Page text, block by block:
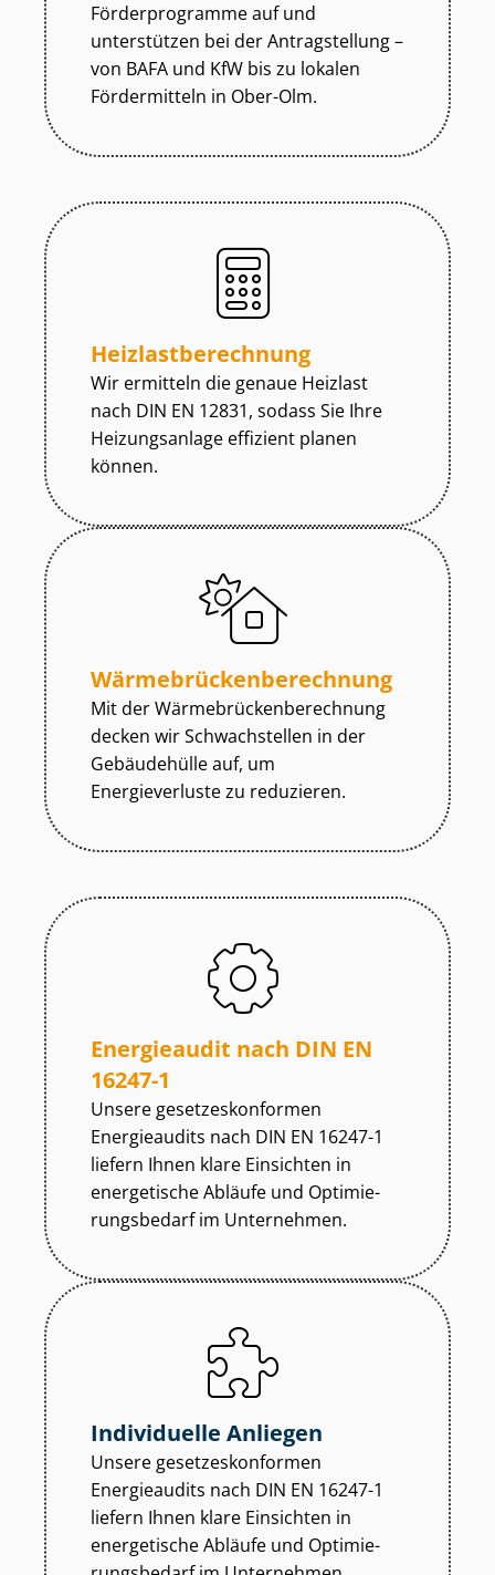
Förderprogramme auf und
unterstützen bei der Antragstellung –
von BAFA und KfW bis zu lokalen
Fördermitteln in Ober-Olm.
Heiz­last­be­rech­nung
Wir ermitteln die genaue Heizlast
nach DIN EN 12831, sodass Sie Ihre
Heizungsanlage effizient planen
können.
Wär­me­brü­cken­be­rech­nung
Mit der Wär­me­brü­cken­be­rech­nung
decken wir Schwachstellen in der
Gebäudehülle auf, um
Energieverluste zu reduzieren.
Energieaudit nach DIN EN
16247-1
Unsere ge­set­zes­kon­for­men
Energieaudits nach DIN EN 16247-1
liefern Ihnen klare Einsichten in
energetische Abläufe und Op­ti­mie­
rungs­be­darf im Unternehmen.
Individuelle Anliegen
Unsere ge­set­zes­kon­for­men
Energieaudits nach DIN EN 16247-1
liefern Ihnen klare Einsichten in
energetische Abläufe und Op­ti­mie­